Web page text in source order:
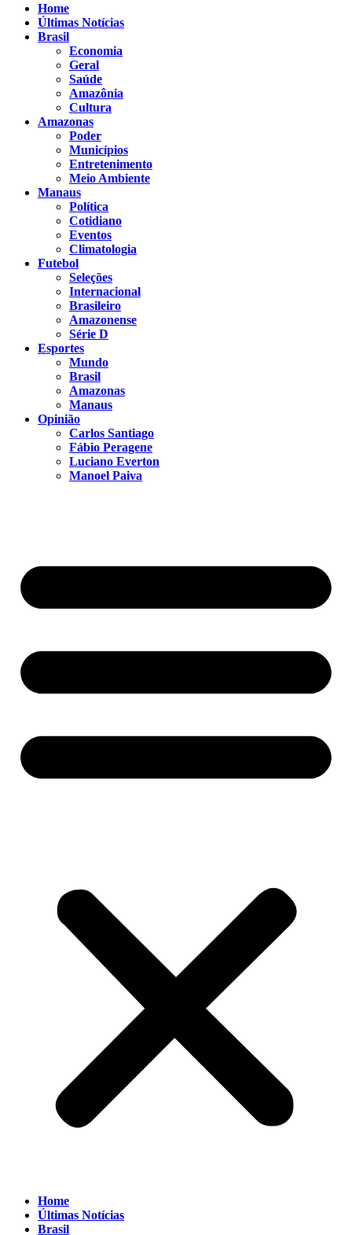
Home
Últimas Notícias
Brasil
Economia
Geral
Saúde
Amazônia
Cultura
Amazonas
Poder
Municípios
Entretenimento
Meio Ambiente
Manaus
Política
Cotidiano
Eventos
Climatologia
Futebol
Seleções
Internacional
Brasileiro
Amazonense
Série D
Esportes
Mundo
Brasil
Amazonas
Manaus
Opinião
Carlos Santiago
Fábio Peragene
Luciano Everton
Manoel Paiva
Home
Últimas Notícias
Brasil